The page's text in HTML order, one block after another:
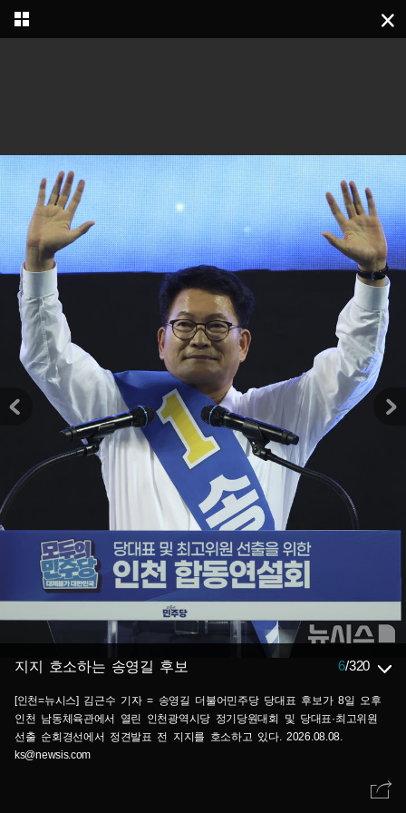
지지 호소하는 송영길 후보 6/320
[인천=뉴시스] 김근수 기자 = 송영길 더불어민주당 당대표 후보가 8일 오후
인천 남동체육관에서 열린 인천광역시당 정기당원대회 및 당대표·최고위원
선출 순회경선에서 정견발표 전 지지를 호소하고 있다. 2026.08.08.
ks@newsis.com